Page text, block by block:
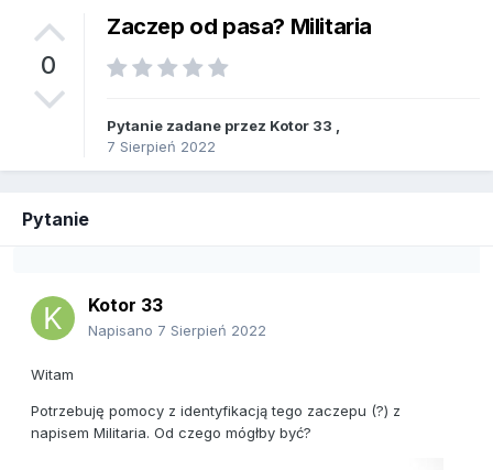
0
Zaczep od pasa? Militaria
Pytanie zadane przez Kotor 33
7 Sierpień 2022
Pytanie
Kotor 33
Napisano 7 Sierpień 2022
Witam
Potrzebuję pomocy z identyfikacją tego zaczepu (?) z
napisem Militaria. Od czego mógłby być?